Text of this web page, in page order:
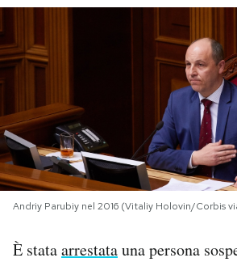
PODCAST
NEWSLETTER
Andriy Parubiy nel 2016 (Vitaliy Holovin/Corbis
È stataarrestatauna persona